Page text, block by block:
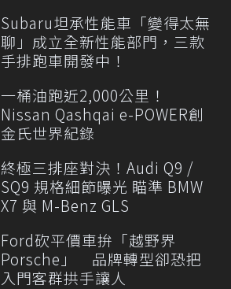
Subaru坦承性能車「變得太無
聊」成立全新性能部門，三款
手排跑車開發中！
一桶油跑近2,000公里！
Nissan Qashqai e-POWER創
金氏世界紀錄
終極三排座對決！Audi Q9 /
SQ9 規格細節曝光 瞄準 BMW
X7 與 M-Benz GLS
Ford砍平價車拚「越野界
Porsche」 品牌轉型卻恐把
入門客群拱手讓人